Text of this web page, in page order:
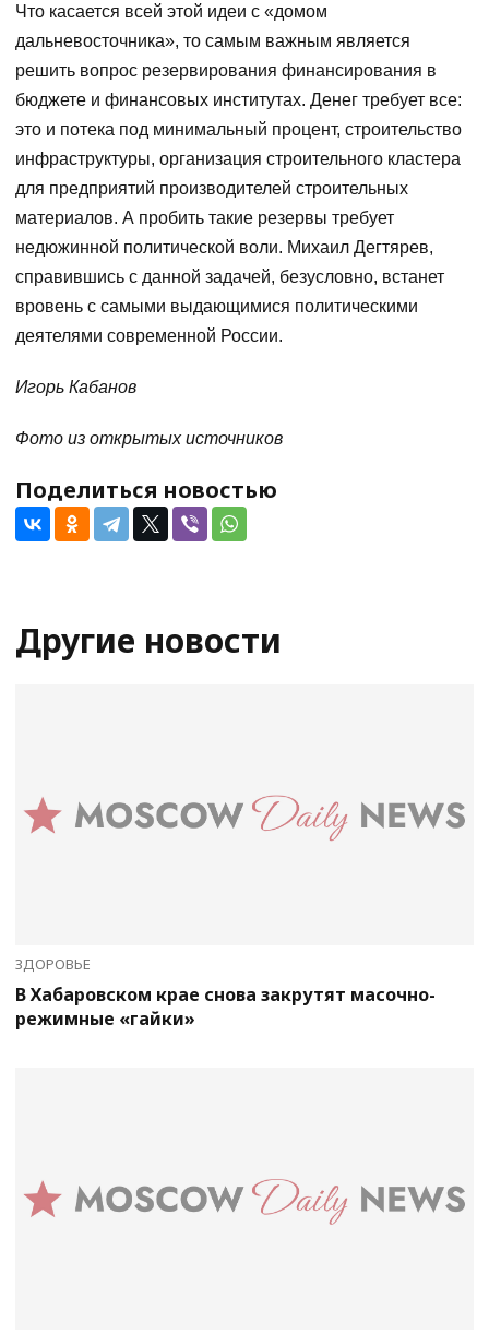
Что касается всей этой идеи с «домом
дальневосточника», то самым важным является
решить вопрос резервирования финансирования в
бюджете и финансовых институтах. Денег требует все:
это и потека под минимальный процент, строительство
инфраструктуры, организация строительного кластера
для предприятий производителей строительных
материалов. А пробить такие резервы требует
недюжинной политической воли. Михаил Дегтярев,
справившись с данной задачей, безусловно, встанет
вровень с самыми выдающимися политическими
деятелями современной России.
Игорь Кабанов
Фото из открытых источников
Поделиться новостью
Другие новости
ЗДОРОВЬЕ
В Хабаровском крае снова закрутят масочно-
режимные «гайки»